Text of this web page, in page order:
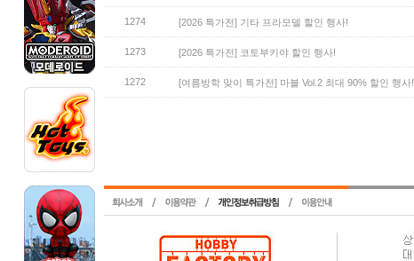
1274 [2026 특가전] 기타 프라모델 할인 행사!
1273 [2026 특가전] 코토부키야 할인 행사!
1272 [여름방학 맞이 특가전] 마블 Vol.2 최대 90% 할인 행사!